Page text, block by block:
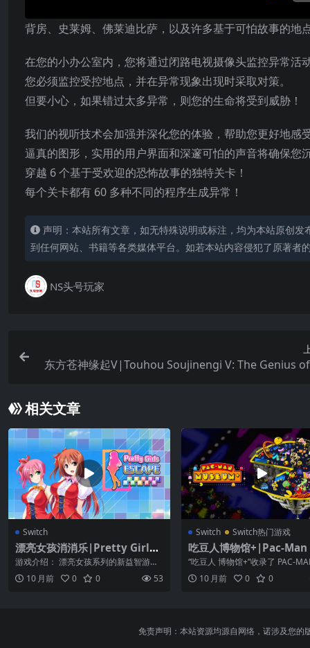
背房、史莱姆、佛莱迪比萨，以及许多基于可怕故事的地
在您的小办公室内，您将通过闭路电视摄像头监控异常活
您必须监控受控地点，并在异常现象出现时采取对策。
但要小心，如果错过太多异常，则您的生命将受到威胁！
我们的视听技术会加强并深化您的体验，帮助您更好地感
逼真的图形，实用的用户界面和深邃可怕的声音将确保您
穿越 6 个基于受欢迎的恐怖故事的独特关卡！
每个关卡都有 60 多种不同的程序生成异常！
声明：本站所有文章，如无特殊说明或标注，均为本站原创
到任何网站、书籍等各类媒体平台。如若本站内容侵犯了原著者
NS头号玩家
东方苍神缘起V|Touhou Soujinengi V: The Genius
相关文章
Switch
漂亮女孩消消乐|Pretty Girls
Escape中文
游戏介绍： 漂亮女孩系列的新益智游戏
来了，您可以边玩边想！！ 试着消除相
同颜色的...
10 月前 0 0 53
Switch Switch热门游戏
吃豆人博物馆+|Pac-
eum+中文
“吃豆人 博物馆+”收录了 PAC-
4 款系列作品！ 从问世首作到...
10 月前 0 0
免责声明：本站资源均源自网络，诺涉及您